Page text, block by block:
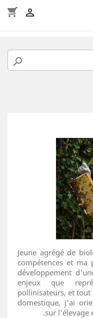
shopping_cart 

Jeune agrégé de
compétences et ma
développement
enjeux que
pollinisateurs, et
domestique, j'ai
sur l'élevage